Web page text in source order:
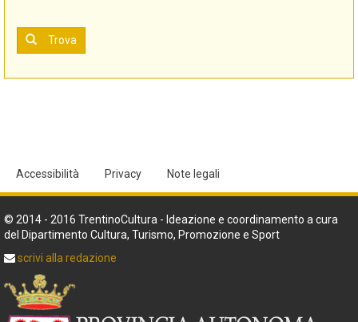
Trova
Accessibilità Privacy Note legali
© 2014 - 2016 TrentinoCultura - Ideazione e coordinamento a cura
del Dipartimento Cultura, Turismo, Promozione e Sport
scrivi alla redazione